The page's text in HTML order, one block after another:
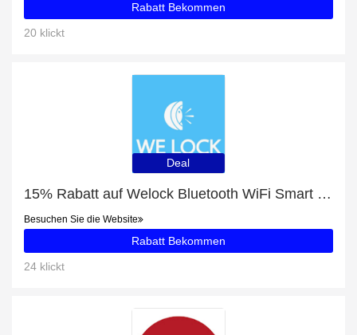
Rabatt Bekommen
20 klickt
Deal
15% Rabatt auf Welock Bluetooth WiFi Smart Locks für Haustür mit Tastaturen PCB43
Besuchen Sie die Website
Rabatt Bekommen
24 klickt